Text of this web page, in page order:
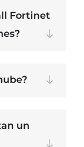
Fortinet
un